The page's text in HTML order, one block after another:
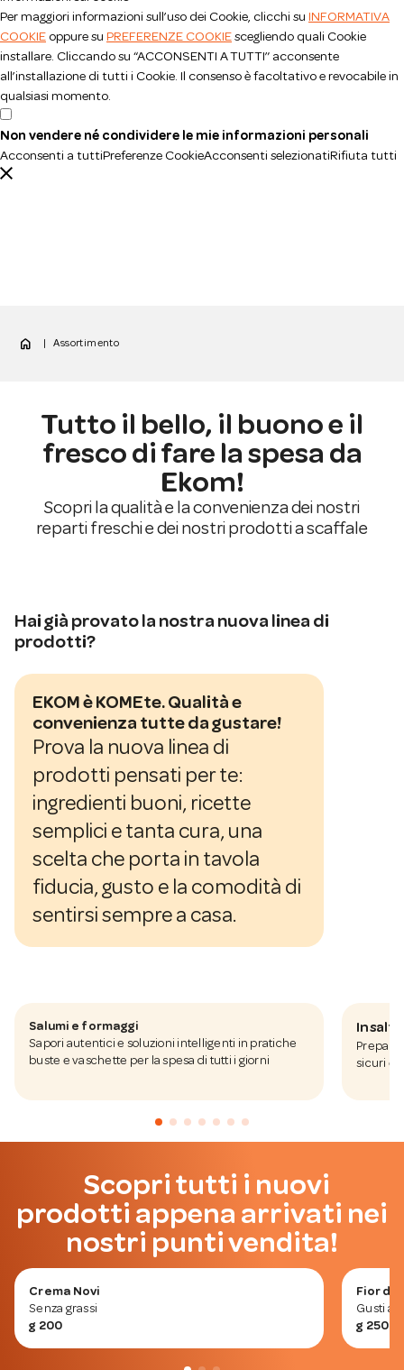
Per maggiori informazioni sull’uso dei Cookie, clicchi su INFORMATIVA
COOKIE oppure su PREFERENZE COOKIEscegliendo quali Cookie
installare. Cliccando su “ACCONSENTI A TUTTI” acconsente
all’installazione di tutti i Cookie. Il consenso è facoltativo e revocabile in
qualsiasi momento.
Non vendere né condividere le mie informazioni personali
Acconsenti a tuttiPreferenze CookieAcconsenti selezionatiRifiuta tutti
home | Assortimento
Tutto il bello, il buono e il
fresco di fare la spesa da
Ekom!
Scopri la qualità e la convenienza dei nostri
reparti freschi e dei nostri prodotti a scaffale
Hai già provato la nostra nuova linea di
prodotti?
EKOM è KOMEte. Qualità e
convenienza tutte da gustare!
Prova la nuova linea di
prodotti pensati per te:
ingredienti buoni, ricette
semplici e tanta cura, una
scelta che porta in tavola
fiducia, gusto e la comodità di
sentirsi sempre a casa.
Salumi e formaggi
Sapori autentici e soluzioni intelligenti in pratiche
buste e vaschette per la spesa di tutti i giorni
sicuri e
Scopri tutti i nuovi
prodotti appena arrivati nei
nostri punti vendita!
Crema Novi
Senza grassi
g 200
Fior di
Gusti
g 250